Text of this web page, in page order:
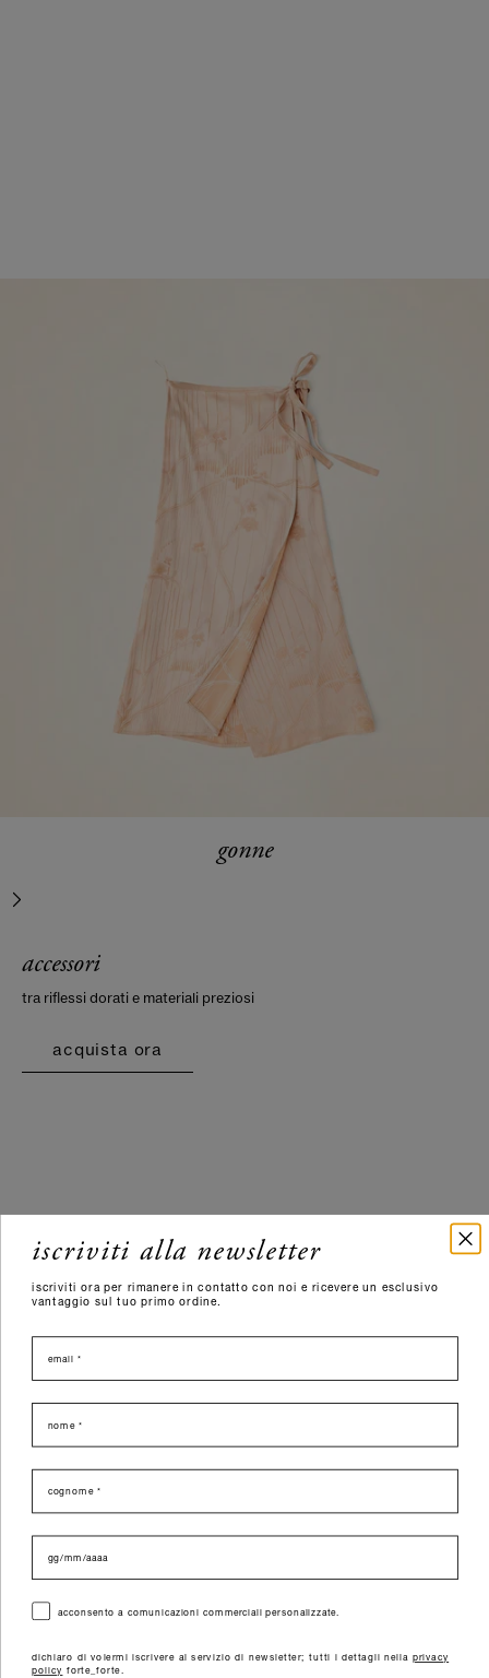
gonne
successivo
accessori
tra riflessi dorati e materiali preziosi
acquista ora
iscriviti alla newsletter
iscriviti ora per rimanere in contatto con noi e ricevere un esclusivo
vantaggio sul tuo primo ordine.
email
nome
cognome
data di nascita
consensoacconsento a comunicazioni commerciali personalizzate.
dichiaro di volermi iscrivere al servizio di newsletter; tutti i dettagli nella privacy
policy forte_forte.